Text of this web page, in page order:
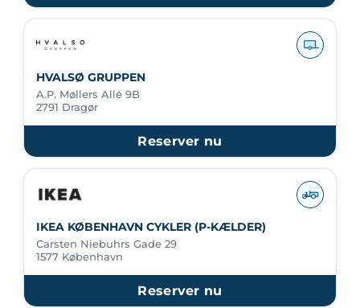
HVALSØ GRUPPEN
A.P. Møllers Allé 9B
2791 Dragør
Reserver nu
IKEA KØBENHAVN CYKLER (P-KÆLDER)
Carsten Niebuhrs Gade 29
1577 København
Reserver nu